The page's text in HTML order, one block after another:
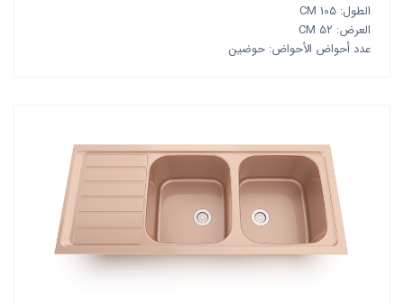
الطول: 105 CM
العرض: 52 CM
عدد أحواض الأحواض: حوضين